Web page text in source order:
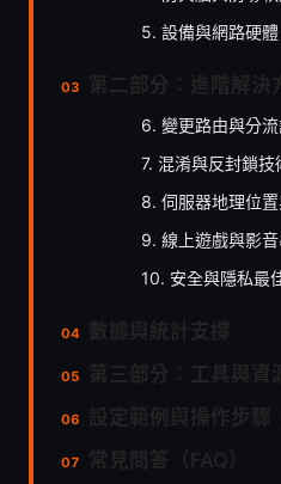
5. 設備與網路硬體
6. 變更路由與分
7. 混淆與反封鎖技
8. 伺服器地理位
9. 線上遊戲與影
10. 安全與隱私最